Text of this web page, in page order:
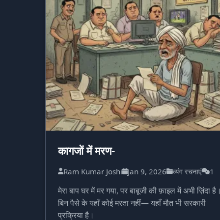
कागजों में मरण-
Ram Kumar Joshi Jan 9, 2026 व्यंग रचनाएं 1
मेरा बाप घर में मर गया, पर बाबूजी की फ़ाइल में अभी ज़िंदा
बिन पैसे के यहाँ कोई मरता नहीं— यहाँ मौत भी सरकारी
प्रक्रिया है।